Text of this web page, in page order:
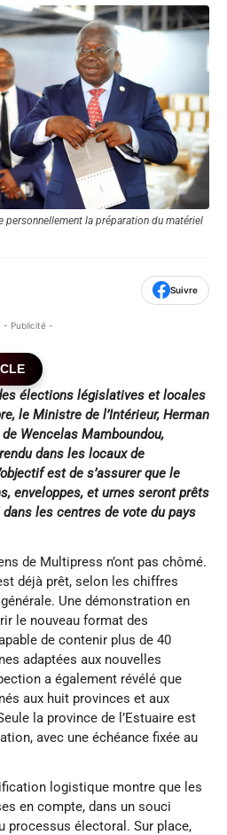
personnellement la préparation du matériel
Suivre
- Publicité -
élections législatives et locales
le Ministre de l’Intérieur, Herman
Wencelas Mamboundou,
dans les locaux de
est de s’assurer que le
enveloppes, et urnes seront prêts
les centres de vote du pays
de Multipress n’ont pas chômé.
déjà prêt, selon les chiffres
Une démonstration en
le nouveau format des
de contenir plus de 40
adaptées aux nouvelles
a également révélé que
aux huit provinces et aux
la province de l’Estuaire est
avec une échéance fixée au
logistique montre que les
en compte, dans un souci
processus électoral. Sur place,